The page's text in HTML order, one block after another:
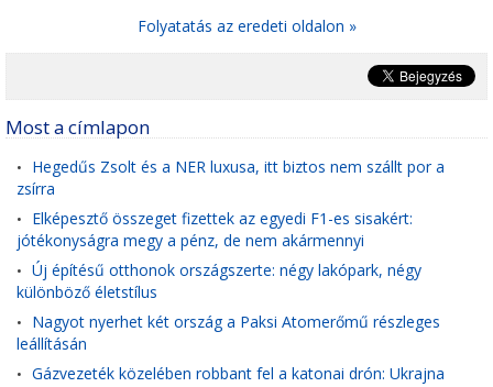
Folyatatás az eredeti oldalon »
Most a címlapon
• Hegedűs Zsolt és a NER luxusa, itt biztos nem szállt por a
zsírra
• Elképesztő összeget fizettek az egyedi F1-es sisakért:
jótékonyságra megy a pénz, de nem akármennyi
• Új építésű otthonok országszerte: négy lakópark, négy
különböző életstílus
• Nagyot nyerhet két ország a Paksi Atomerőmű részleges
leállításán
• Gázvezeték közelében robbant fel a katonai drón: Ukrajna